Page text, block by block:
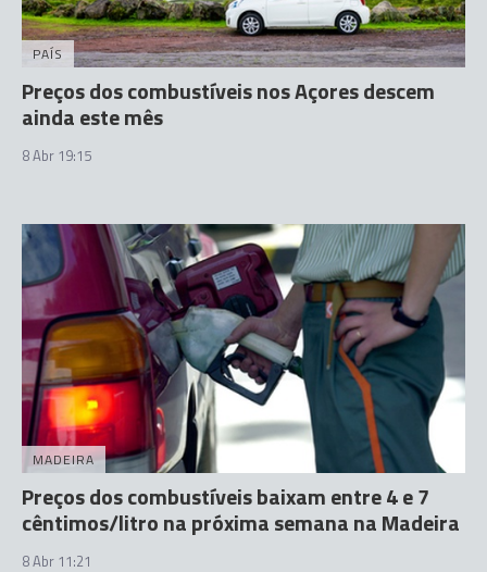
PAÍS
Preços dos combustíveis nos Açores descem
ainda este mês
8 Abr 19:15
MADEIRA
Preços dos combustíveis baixam entre 4 e 7
cêntimos/litro na próxima semana na Madeira
8 Abr 11:21